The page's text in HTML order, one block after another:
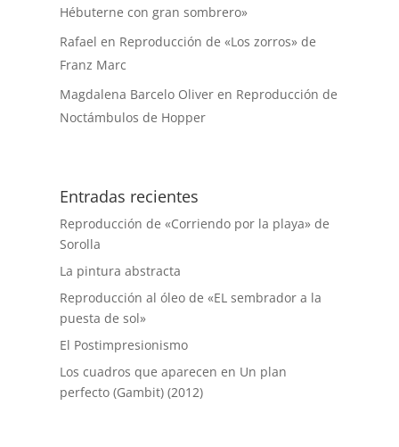
Hébuterne con gran sombrero»
Rafael en Reproducción de «Los zorros» de
Franz Marc
Magdalena Barcelo Oliver en Reproducción de
Noctámbulos de Hopper
Entradas recientes
Reproducción de «Corriendo por la playa» de
Sorolla
La pintura abstracta
Reproducción al óleo de «EL sembrador a la
puesta de sol»
El Postimpresionismo
Los cuadros que aparecen en Un plan
perfecto (Gambit) (2012)